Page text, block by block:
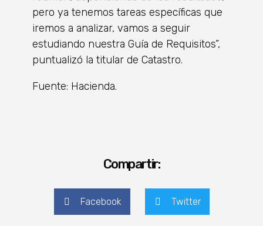
pero ya tenemos tareas específicas que
iremos a analizar, vamos a seguir
estudiando nuestra Guía de Requisitos”,
puntualizó la titular de Catastro.
Fuente: Hacienda.
Compartir:
Facebook Twitter